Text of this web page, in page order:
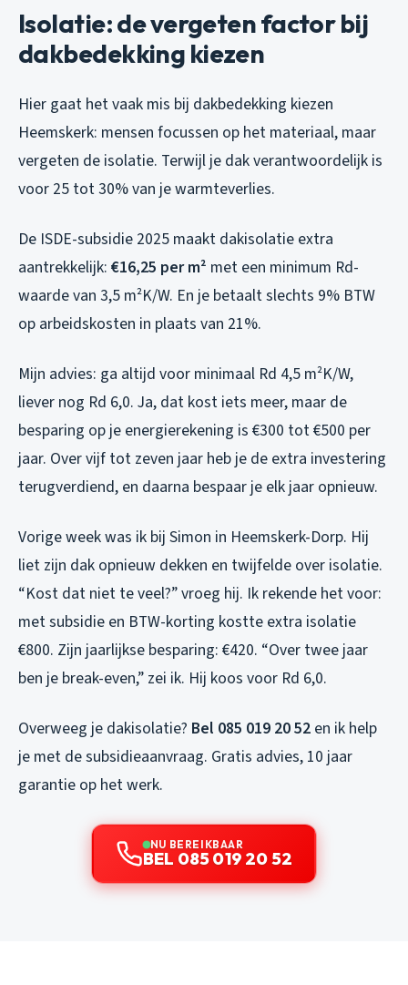
Isolatie: de vergeten factor bij
dakbedekking kiezen
Hier gaat het vaak mis bij dakbedekking kiezen
Heemskerk: mensen focussen op het materiaal, maar
vergeten de isolatie. Terwijl je dak verantwoordelijk is
voor 25 tot 30% van je warmteverlies.
De ISDE-subsidie 2025 maakt dakisolatie extra
aantrekkelijk: €16,25 per m² met een minimum Rd-
waarde van 3,5 m²K/W. En je betaalt slechts 9% BTW
op arbeidskosten in plaats van 21%.
Mijn advies: ga altijd voor minimaal Rd 4,5 m²K/W,
liever nog Rd 6,0. Ja, dat kost iets meer, maar de
besparing op je energierekening is €300 tot €500 per
jaar. Over vijf tot zeven jaar heb je de extra investering
terugverdiend, en daarna bespaar je elk jaar opnieuw.
Vorige week was ik bij Simon in Heemskerk-Dorp. Hij
liet zijn dak opnieuw dekken en twijfelde over isolatie.
“Kost dat niet te veel?” vroeg hij. Ik rekende het voor:
met subsidie en BTW-korting kostte extra isolatie
€800. Zijn jaarlijkse besparing: €420. “Over twee jaar
ben je break-even,” zei ik. Hij koos voor Rd 6,0.
Overweeg je dakisolatie? Bel 085 019 20 52 en ik help
je met de subsidieaanvraag. Gratis advies, 10 jaar
garantie op het werk.
NU BEREIKBAAR
BEL 085 019 20 52